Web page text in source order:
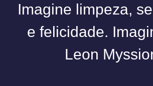
Imagine limpeza,
e felicidade.
Leon